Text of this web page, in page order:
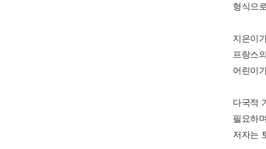
형식으
지은이
프랑스
어린이
다국적
필요하
저자는